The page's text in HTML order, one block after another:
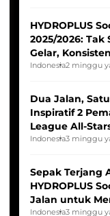
HYDROPLUS
2025/2026:
Gelar,
Indonesia2 minggu
Dua Jalan,
Inspiratif 2
League All-
Seleksi Timnas
Indonesia3 minggu
Sepak Terjang
HYDROPLUS
Jalan untuk
Indonesia Putri
Indonesia3 minggu